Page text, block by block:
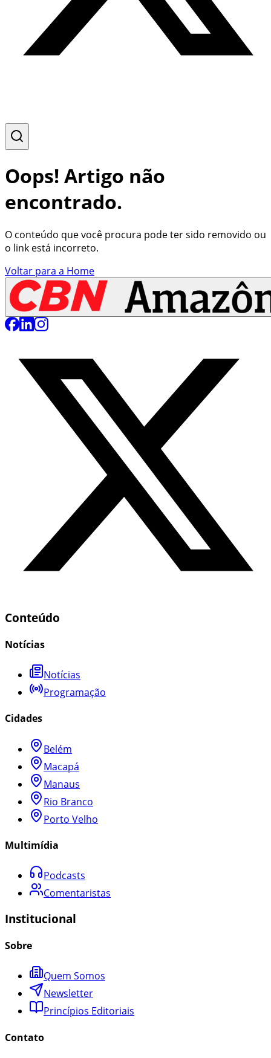
Oops! Artigo não
encontrado.
O conteúdo que você procura pode ter sido removido ou
o link está incorreto.
Voltar para a Home
Conteúdo
Notícias
Notícias
Programação
Cidades
Belém
Macapá
Manaus
Rio Branco
Porto Velho
Multimídia
Podcasts
Comentaristas
Institucional
Sobre
Quem Somos
Newsletter
Princípios Editoriais
Contato